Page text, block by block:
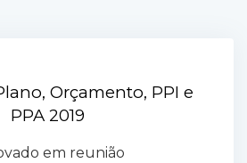
Orçamento, PPI e
PPA 2019
em reunião